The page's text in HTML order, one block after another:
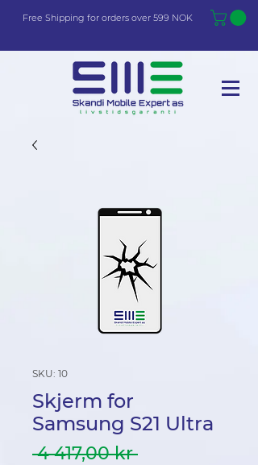
Free Shipping for orders over 599 NOK
SKU: 10
Skjerm for
Samsung S21 Ultra
4 417,00 kr Vanlig